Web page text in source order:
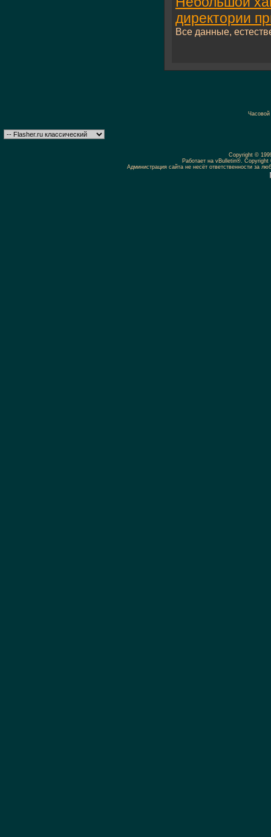
директории
Все данные,
Copyright ©
Работает на vBulletin®.
Администрация сайта не несёт ответственности за